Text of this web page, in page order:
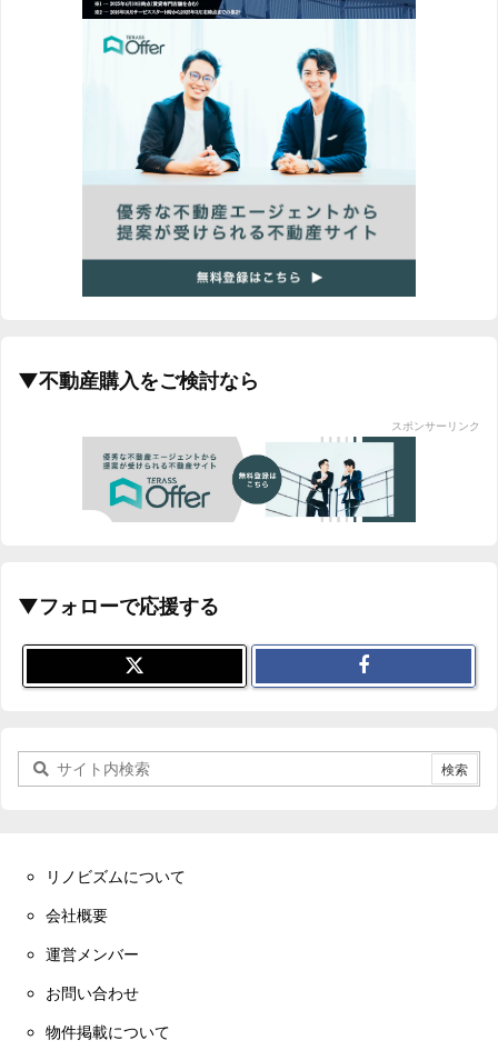
▼不動産購入をご検討なら
スポンサーリンク
▼フォローで応援する
リノビズムについて
会社概要
運営メンバー
お問い合わせ
物件掲載について